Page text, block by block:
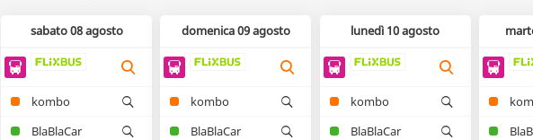
sabato 08 agosto
kombo
BlaBlaCar
domenica 09 agosto
kombo
BlaBlaCar
lunedì 10 agosto
kombo
BlaBlaCar